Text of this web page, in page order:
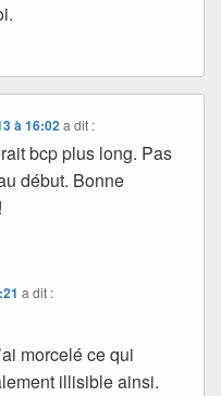
à 16:02 a dit :
bcp plus long. Pas
début. Bonne
a dit :
morcelé ce qui
illisible ainsi.